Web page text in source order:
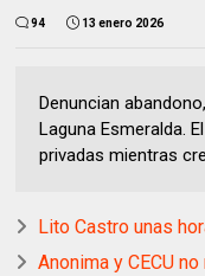
94 13 enero 2026
Denuncian
Laguna Esmeralda.
privadas mientras
Lito Castro unas
Anonima y CECU